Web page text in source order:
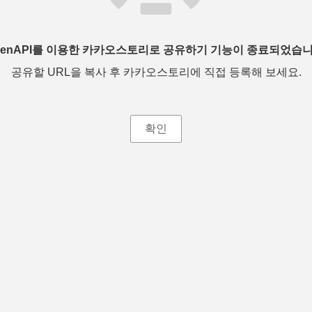
를 이용한 카카오스토리로 공유하기 기능이 종료되었습
공유할 URL을 복사 후 카카오스토리에 직접 등록해 보세요.
확인